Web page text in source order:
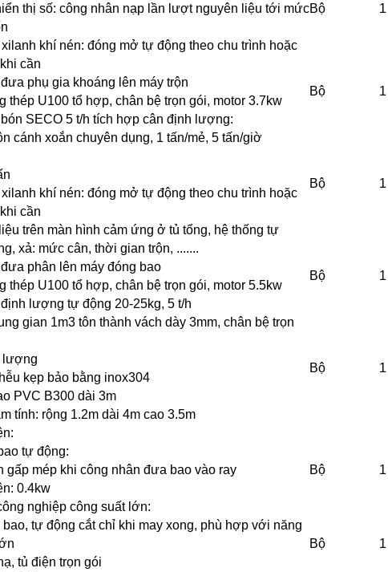
thị số: công nhân nạp lần lượt nguyên liệu tới mức
khí nén: đóng mở tự động theo chu trình hoặc
cần
Bộ 1
phụ gia khoáng lên máy trộn
thép U100 tổ hợp, chân bệ trọn gói, motor 3.7kw
Bộ 1
SECO 5 t/h tích hợp cân định lượng:
cánh xoắn chuyên dụng, 1 tấn/mẻ, 5 tấn/giờ
khí nén: đóng mở tự động theo chu trình hoặc
cần
trên màn hình cảm ứng ở tủ tổng, hệ thống tự
xả: mức cân, thời gian trộn, .......
Bộ 1
phân lên máy đóng bao
thép U100 tổ hợp, chân bệ trọn gói, motor 5.5kw
Bộ 1
lượng tự động 20-25kg, 5 t/h
gian 1m3 tôn thành vách dày 3mm, chân bệ trọn
lượng
kẹp bảo bằng inox304
PVC B300 dài 3m
tính: rộng 1.2m dài 4m cao 3.5m
Bộ 1
tự động:
gấp mép khi công nhân đưa bao vào ray
0.4kw
Bộ 1
nghiệp công suất lớn:
tự động cắt chỉ khi may xong, phù hợp với năng
tủ điện trọn gói
Bộ 1